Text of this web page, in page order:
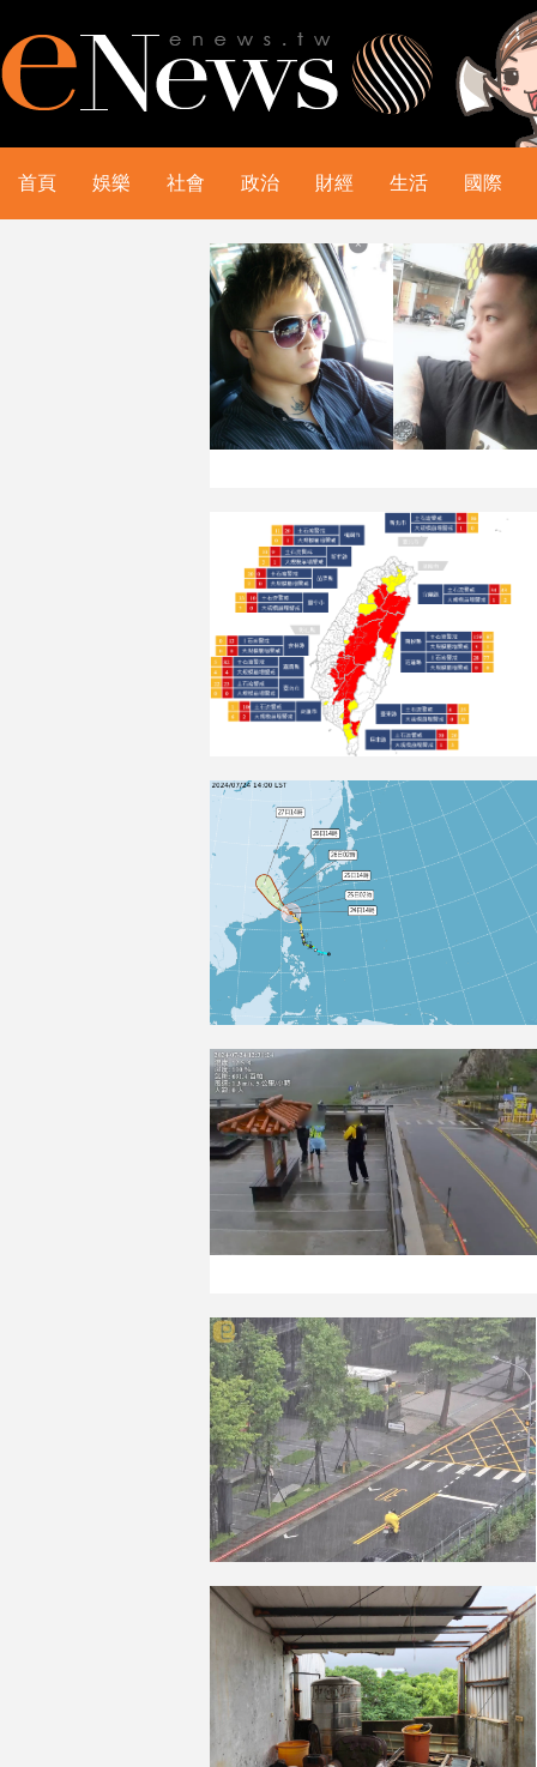
首頁 娛樂 社會 政治 財經 生活 國際